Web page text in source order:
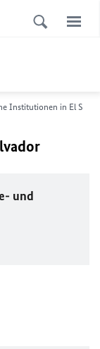
Institutionen in El
und